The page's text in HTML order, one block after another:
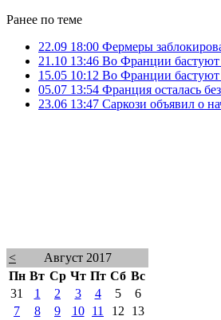
Ранее по теме
22.09 18:00 Фермеры
21.10 13:46 Во Франции бастуют
15.05 10:12 Во Франции бастуют
05.07 13:54 Франция осталась
23.06 13:47 Саркози объявил о
<
Август 2017
Пн Вт Ср Чт Пт Сб Вс
31
1 2 3 4 5
6
7
8 9 10 11 12
13